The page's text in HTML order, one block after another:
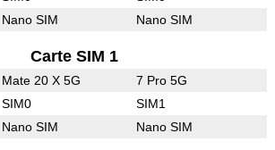
Nano SIM Nano SIM
Carte SIM 1
Mate 20 X 5G 7 Pro 5G
SIM0 SIM1
Nano SIM Nano SIM